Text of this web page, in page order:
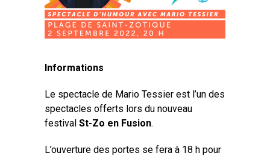
Informations
Le spectacle de Mario Tessier est l’un des
spectacles offerts lors du nouveau
festival St-Zo en Fusion.
L’ouverture des portes se fera à 18 h pour